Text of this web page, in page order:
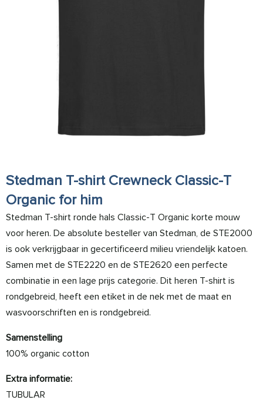
Stedman T-shirt Crewneck Classic-T
Organic for him
Stedman T-shirt ronde hals Classic-T Organic korte mouw
voor heren. De absolute besteller van Stedman, de STE2000
is ook verkrijgbaar in gecertificeerd milieu vriendelijk katoen.
Samen met de STE2220 en de STE2620 een perfecte
combinatie in een lage prijs categorie. Dit heren T-shirt is
rondgebreid, heeft een etiket in de nek met de maat en
wasvoorschriften en is rondgebreid.
Samenstelling
100% organic cotton
Extra informatie:
TUBULAR